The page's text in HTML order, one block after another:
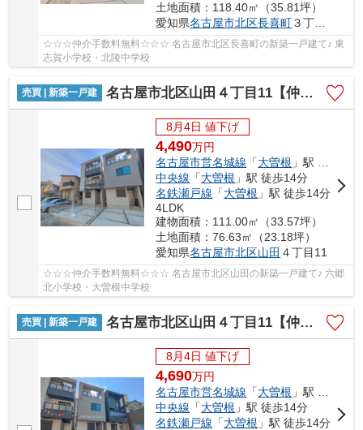
土地面積：118.40㎡（35.81坪）
愛知県名古屋市北区長喜町３丁目19-1
☆☆☆仲介手数料無料☆☆☆ 名古屋市北区長喜町の新築一戸建て♪ 東
志賀小学校・北陵中学校
売買 | 新築一戸建 名古屋市北区山田４丁目11【仲介手数料無料】新築一戸建て 1号棟
8月4日 値下げ
4,490万円
名古屋市営名城線 「大曽根 」駅 徒歩14分
中央線 「大曽根 」駅 徒歩14分
名鉄瀬戸線 「大曽根 」駅 徒歩14分
4LDK
建物面積：111.00㎡（33.57坪）
土地面積：76.63㎡（23.18坪）
愛知県名古屋市北区山田 ４丁目11
☆☆☆仲介手数料無料☆☆☆ 名古屋市北区山田の新築一戸建て♪ 六郷
北小学校・大曽根中学校
売買 | 新築一戸建 名古屋市北区山田４丁目11【仲介手数料無料】新築一戸建て 2号棟
8月4日 値下げ
4,690万円
名古屋市営名城線 「大曽根 」駅 徒歩14分
中央線 「大曽根 」駅 徒歩14分
名鉄瀬戸線 「大曽根 」駅 徒歩14分